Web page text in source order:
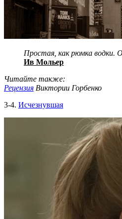
Простая, как рюмка водки.
Ив Мольер
Читайте также:
Рецензия Виктории Горбенко
3-4. Исчезнувшая